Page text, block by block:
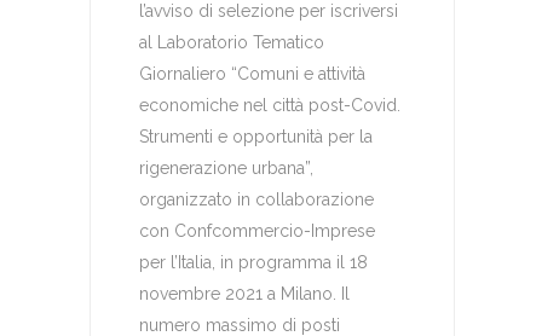
l’avviso di selezione per iscriversi
al Laboratorio Tematico
Giornaliero “Comuni e attività
economiche nel città post-Covid.
Strumenti e opportunità per la
rigenerazione urbana”,
organizzato in collaborazione
con Confcommercio-Imprese
per l’Italia, in programma il 18
novembre 2021 a Milano. Il
numero massimo di posti